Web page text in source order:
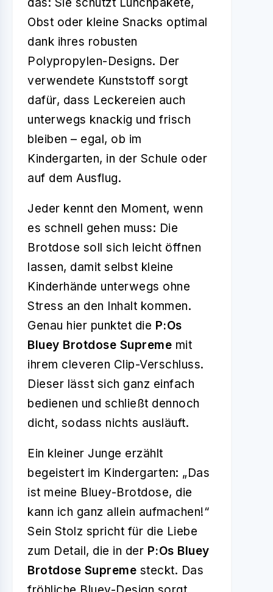
Obst oder kleine Snacks optimal
dank ihres robusten
Polypropylen-Designs. Der
verwendete Kunststoff sorgt
dafür, dass Leckereien auch
unterwegs knackig und frisch
bleiben – egal, ob im
Kindergarten, in der Schule oder
auf dem Ausflug.
Jeder kennt den Moment, wenn
es schnell gehen muss: Die
Brotdose soll sich leicht öffnen
lassen, damit selbst kleine
Kinderhände unterwegs ohne
Stress an den Inhalt kommen.
Genau hier punktet die P:Os
Bluey Brotdose Supreme mit
ihrem cleveren Clip-Verschluss.
Dieser lässt sich ganz einfach
bedienen und schließt dennoch
dicht, sodass nichts ausläuft.
Ein kleiner Junge erzählt
begeistert im Kindergarten: „Das
ist meine Bluey-Brotdose, die
kann ich ganz allein aufmachen!“
Sein Stolz spricht für die Liebe
zum Detail, die in der P:Os Bluey
Brotdose Supreme steckt. Das